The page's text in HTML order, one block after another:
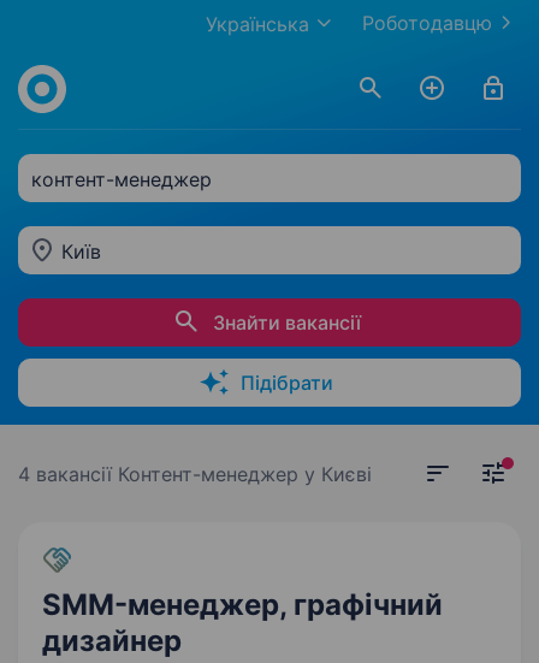
Роботодавцю
Українська
контент-менеджер
Київ
Знайти вакансії
Підібрати
4 вакансії Контент-менеджер у Києві
SMM-менеджер, графічний
дизайнер